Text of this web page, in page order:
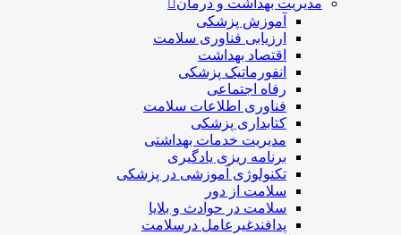
آموزش پزشکی
ارزیابی فناوری سلامت
اقتصاد بهداشت
انفورماتیک پزشکی
رفاه اجتماعی
فناوری اطلاعات سلامت
کتابداری پزشکی
مديريت خدمات بهداشتی
برنامه ریزی یادگیری
تکنولوژی آموزشی در پزشکی
سلامت از دور
سلامت در حوادث و بلایا
پدافندغیرعامل درسلامت